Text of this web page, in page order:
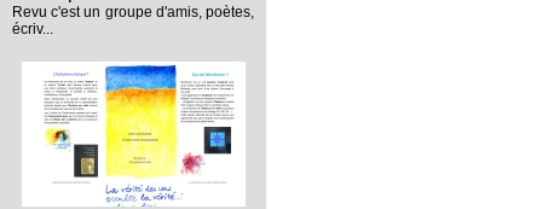
Revu c'est un groupe d'amis, poètes,
écriv...